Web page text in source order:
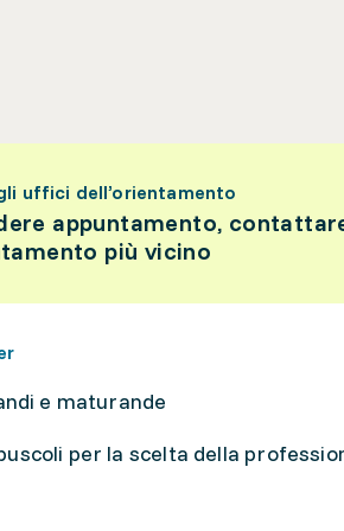
uffici dell’orientamento
appuntamento,
più vicino
e maturande
per la scelta della